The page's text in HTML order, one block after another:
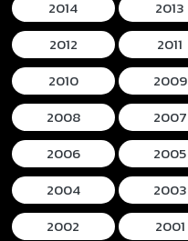
2014
2013
2012
2011
2010
2009
2008
2007
2006
2005
2004
2003
2002
2001